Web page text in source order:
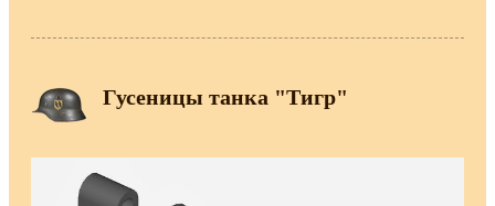
Гусеницы танка "Тигр"